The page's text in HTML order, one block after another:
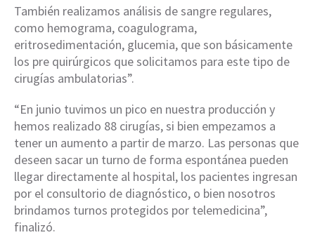
También realizamos análisis de sangre regulares,
como hemograma, coagulograma,
eritrosedimentación, glucemia, que son básicamente
los pre quirúrgicos que solicitamos para este tipo de
cirugías ambulatorias”.
“En junio tuvimos un pico en nuestra producción y
hemos realizado 88 cirugías, si bien empezamos a
tener un aumento a partir de marzo. Las personas que
deseen sacar un turno de forma espontánea pueden
llegar directamente al hospital, los pacientes ingresan
por el consultorio de diagnóstico, o bien nosotros
brindamos turnos protegidos por telemedicina”,
finalizó.